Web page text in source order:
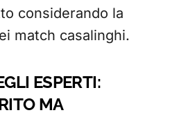
considerando la
match casalinghi.
ESPERTI:
MA